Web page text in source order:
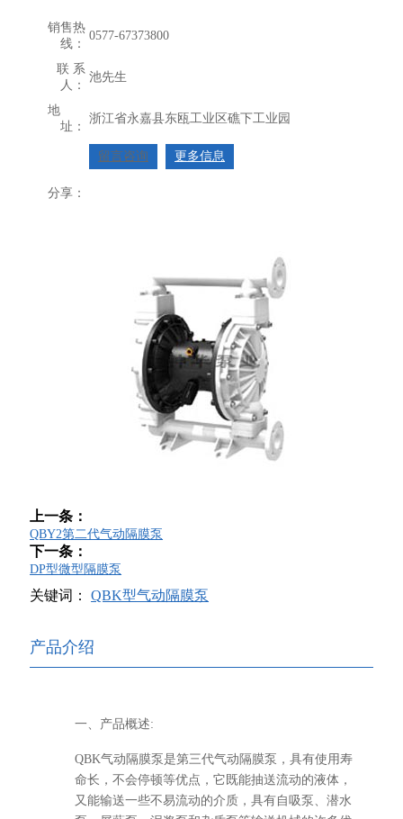
销售热
线：
0577-67373800
联 系
人：
池先生
地
址：
浙江省永嘉县东瓯工业区礁下工业园
留言咨询 更多信息
分享：
上一条：
QBY2第二代气动隔膜泵
下一条：
DP型微型隔膜泵
关键词：QBK型气动隔膜泵
产品介绍
一、产品概述:
QBK气动隔膜泵是第三代气动隔膜泵，具有使用寿
命长，不会停顿等优点，它既能抽送流动的液体，
又能输送一些不易流动的介质，具有自吸泵、潜水